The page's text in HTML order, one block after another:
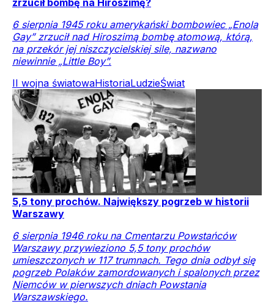
zrzucił bombę na Hiroszimę?
6 sierpnia 1945 roku amerykański bombowiec „Enola
Gay” zrzucił nad Hiroszimą bombę atomową, którą,
na przekór jej niszczycielskiej sile, nazwano
niewinnie „Little Boy”.
II wojna światowaHistoriaLudzieŚwiat
5,5 tony prochów. Największy pogrzeb w historii
Warszawy
6 sierpnia 1946 roku na Cmentarzu Powstańców
Warszawy przywieziono 5,5 tony prochów
umieszczonych w 117 trumnach. Tego dnia odbył się
pogrzeb Polaków zamordowanych i spalonych przez
Niemców w pierwszych dniach Powstania
Warszawskiego.